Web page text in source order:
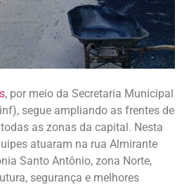
, por meio da Secretaria Municipal
segue ampliando as frentes de
as zonas da capital. Nesta
atuaram na rua Almirante
Santo Antônio, zona Norte,
segurança e melhores